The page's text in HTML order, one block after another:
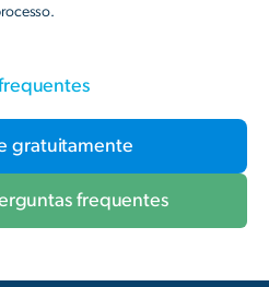
gratuitamente
frequentes